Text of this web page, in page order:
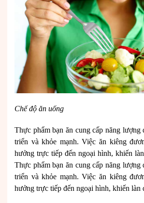
Chế độ ăn uống
Thực phẩm bạn ăn cung cấp năng lượng
triển và khỏe mạnh. Việc ăn kiêng
hưởng trực tiếp đến ngoại hình, khiến
Thực phẩm bạn ăn cung cấp năng lượng
triển và khỏe mạnh. Việc ăn kiêng
hưởng trực tiếp đến ngoại hình, khiến làn